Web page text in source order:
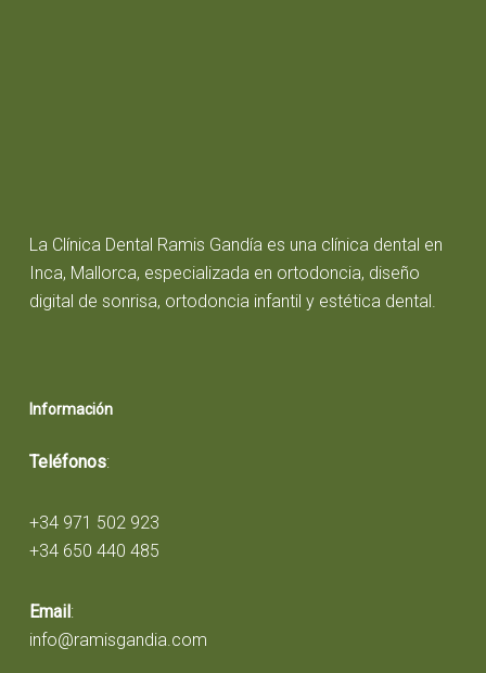
La Clínica Dental Ramis Gandía es una clínica dental en
Inca, Mallorca, especializada en ortodoncia, diseño
digital de sonrisa, ortodoncia infantil y estética dental.
Información
Teléfonos:
+34 971 502 923
+34 650 440 485
Email:
info@ramisgandia.com